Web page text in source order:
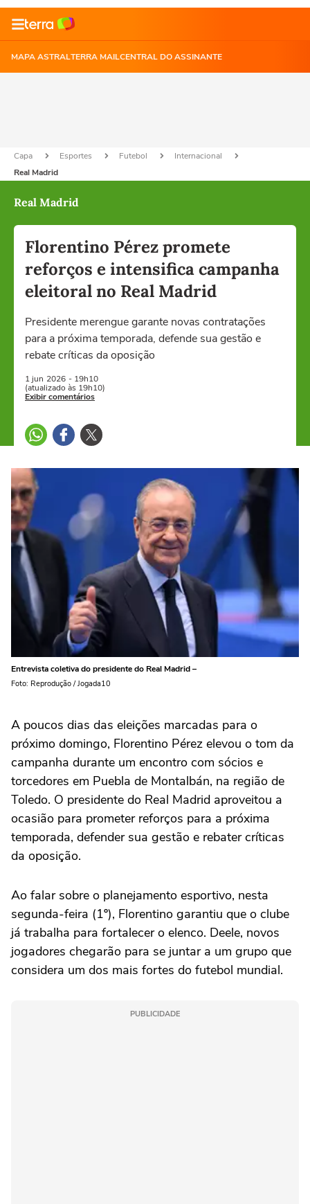
MAPA ASTRALTERRA MAILCENTRAL DO ASSINANTE
Capa Esportes Futebol
Internacional
Real Madrid
Real Madrid
Florentino Pérez promete
reforços e intensifica campanha
eleitoral no Real Madrid
Presidente merengue garante novas contratações
para a próxima temporada, defende sua gestão e
rebate críticas da oposição
1 jun 2026 - 19h10
(atualizado às 19h10)
Exibir comentários
Entrevista coletiva do presidente do Real Madrid –
Foto: Reprodução / Jogada10
A poucos dias das eleições marcadas para o
próximo domingo, Florentino Pérez elevou o tom da
campanha durante um encontro com sócios e
torcedores em Puebla de Montalbán, na região de
Toledo. O presidente do Real Madrid aproveitou a
ocasião para prometer reforços para a próxima
temporada, defender sua gestão e rebater críticas
da oposição.
Ao falar sobre o planejamento esportivo, nesta
segunda-feira (1º), Florentino garantiu que o clube
já trabalha para fortalecer o elenco. Deele, novos
jogadores chegarão para se juntar a um grupo que
considera um dos mais fortes do futebol mundial.
PUBLICIDADE